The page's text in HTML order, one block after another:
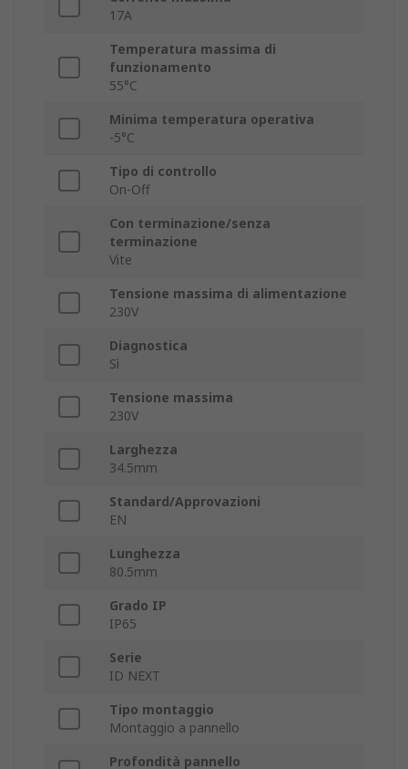
17A
Temperatura massima di
funzionamento
55°C
Minima temperatura operativa
-5°C
Tipo di controllo
On-Off
Con terminazione/senza
terminazione
Vite
Tensione massima di alimentazione
230V
Diagnostica
Sì
Tensione massima
230V
Larghezza
34.5mm
Standard/Approvazioni
EN
Lunghezza
80.5mm
Grado IP
IP65
Serie
ID NEXT
Tipo montaggio
Montaggio a pannello
Profondità pannello